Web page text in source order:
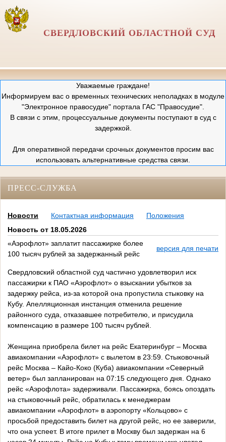
СВЕРДЛОВСКИЙ ОБЛАСТНОЙ СУД
Уважаемые граждане!
Информируем вас о временных технических неполадках в модуле
"Электронное правосудие" портала ГАС "Правосудие".
В связи с этим, процессуальные документы поступают в суд с
задержкой.
Для оперативной передачи срочных документов просим вас
использовать альтернативные средства связи.
ПРЕСС-СЛУЖБА
Новости Контактная информация
Положения
Новость от 18.05.2026
«Аэрофлот» заплатит пассажирке более
100 тысяч рублей за задержанный рейс
версия для печати
Свердловский областной суд частично удовлетворил иск
пассажирки к ПАО «Аэрофлот» о взыскании убытков за
задержку рейса, из-за которой она пропустила стыковку на
Кубу. Апелляционная инстанция отменила решение
районного суда, отказавшее потребителю, и присудила
компенсацию в размере 100 тысяч рублей.
Женщина приобрела билет на рейс Екатеринбург – Москва
авиакомпании «Аэрофлот» с вылетом в 23:59. Стыковочный
рейс Москва – Кайо-Коко (Куба) авиакомпании «Северный
ветер» был запланирован на 07:15 следующего дня. Однако
рейс «Аэрофлота» задерживали. Пассажирка, боясь опоздать
на стыковочный рейс, обратилась к менеджерам
авиакомпании «Аэрофлот» в аэропорту «Кольцово» с
просьбой предоставить билет на другой рейс, но ее заверили,
что она успеет. В итоге прилет в Москву был задержан на 6